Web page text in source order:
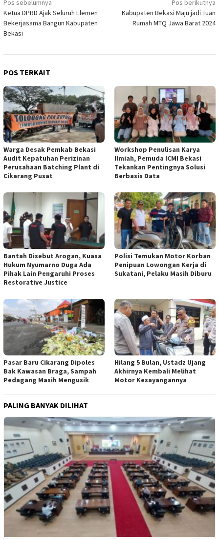
Navigasi
pos
Pos sebelumnya
Ketua DPRD Ajak Seluruh Elemen
Bekerjasama Bangun Kabupaten
Bekasi
Pos berikutnya
Kabupaten Bekasi Maju jadi Tuan
Rumah MTQ Jawa Barat 2024
POS TERKAIT
Warga Desak Pemkab Bekasi
Audit Kepatuhan Perizinan
Perusahaan Batching Plant di
Cikarang Pusat
Workshop Penulisan Karya
Ilmiah, Pemuda ICMI Bekasi
Tekankan Pentingnya Solusi
Berbasis Data
Bantah Disebut Arogan, Kuasa
Hukum Nyumarno Duga Ada
Pihak Lain Pengaruhi Proses
Restorative Justice
Polisi Temukan Motor Korban
Penipuan Lowongan Kerja di
Sukatani, Pelaku Masih Diburu
Pasar Baru Cikarang Dipoles
Bak Kawasan Braga, Sampah
Pedagang Masih Mengusik
Hilang 5 Bulan, Ustadz Ujang
Akhirnya Kembali Melihat
Motor Kesayangannya
PALING BANYAK DILIHAT